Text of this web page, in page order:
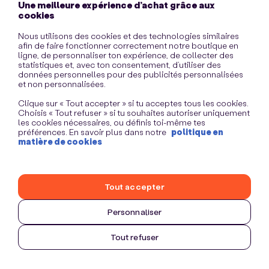
Une meilleure expérience d’achat grâce aux
cookies
Nous utilisons des cookies et des technologies similaires
afin de faire fonctionner correctement notre boutique en
ligne, de personnaliser ton expérience, de collecter des
statistiques et, avec ton consentement, d’utiliser des
données personnelles pour des publicités personnalisées
et non personnalisées.
Clique sur « Tout accepter » si tu acceptes tous les cookies.
Choisis « Tout refuser » si tu souhaites autoriser uniquement
les cookies nécessaires, ou définis toi-même tes
préférences. En savoir plus dans notre politique en
matière de cookies
Personnaliser
Tout refuser
Tout accepter